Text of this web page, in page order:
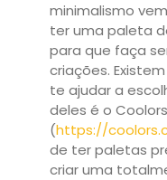
minimalismo
ter uma paleta
para que faça
criações.
te ajudar a
deles é o Coolors
(https://
de ter paletas
criar uma